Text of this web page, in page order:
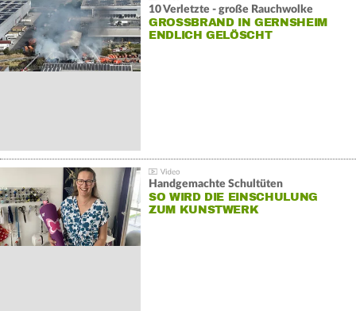
10 Verletzte - große Rauchwolke
GROSSBRAND IN GERNSHEIM E
NDLICH GELÖSCHT
Handgemachte Schultüten
SO WIRD DIE EINSCHULUNG
ZUM KUNSTWERK